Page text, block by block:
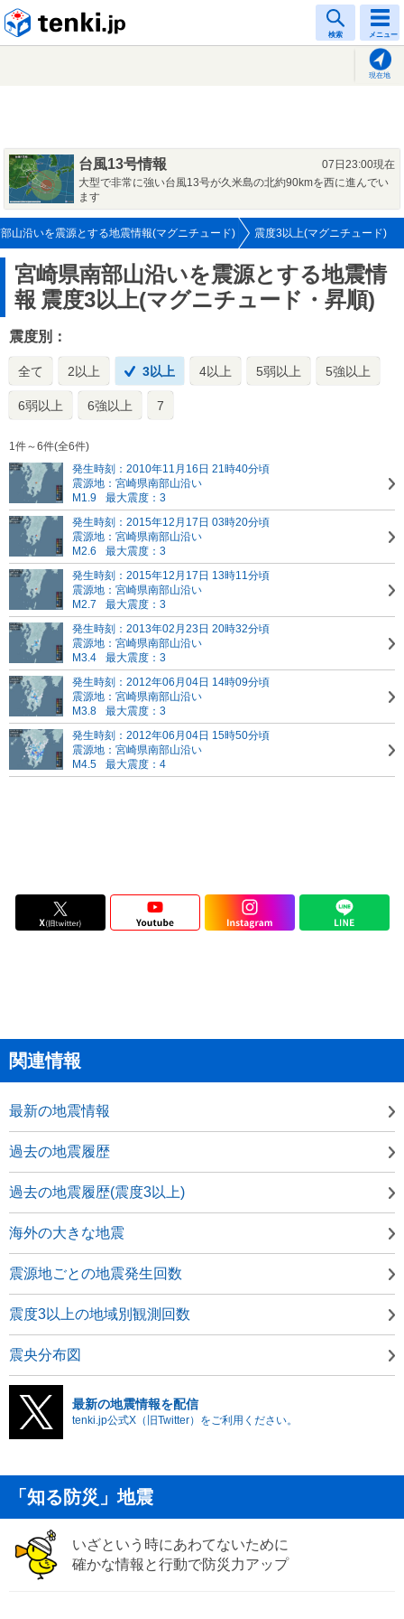
検索 メニュー
現在地
台風13号情報
07日23:00現在
大型で非常に強い台風13号が久米島の北約90kmを西に進んでい
ます
山沿いを震源とする地震情報(マグニチュード) 震度3以上(マグニチュード)
宮崎県南部山沿いを震源とする地震情
報 震度3以上(マグニチュード・昇順)
震度別：
全て 2以上 3以上 4以上 5弱以上 5強以上
6弱以上 6強以上 7
1件～6件(全6件)
発生時刻：2010年11月16日 21時40分頃
震源地：宮崎県南部山沿い
M1.9
最大震度：3
発生時刻：2015年12月17日 03時20分頃
震源地：宮崎県南部山沿い
M2.6
最大震度：3
発生時刻：2015年12月17日 13時11分頃
震源地：宮崎県南部山沿い
M2.7
最大震度：3
発生時刻：2013年02月23日 20時32分頃
震源地：宮崎県南部山沿い
M3.4
最大震度：3
発生時刻：2012年06月04日 14時09分頃
震源地：宮崎県南部山沿い
M3.8
最大震度：3
発生時刻：2012年06月04日 15時50分頃
震源地：宮崎県南部山沿い
M4.5
最大震度：4
関連情報
最新の地震情報
過去の地震履歴
過去の地震履歴(震度3以上)
海外の大きな地震
震源地ごとの地震発生回数
震度3以上の地域別観測回数
震央分布図
最新の地震情報を配信
tenki.jp公式X（旧Twitter）をご利用ください。
「知る防災」地震
いざという時にあわてないために
確かな情報と行動で防災力アップ